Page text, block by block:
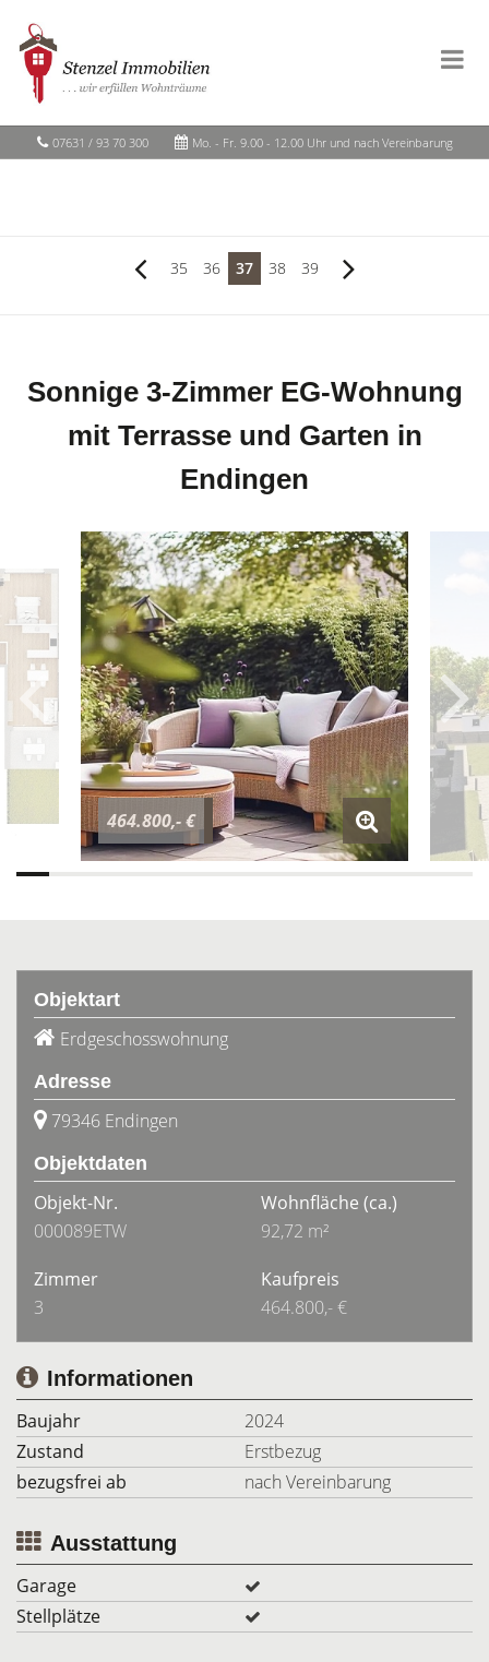
07631 / 93 70 300 Mo. - Fr. 9.00 - 12.00 Uhr und nach Vereinbarung
35 36 37 38 39
Sonnige 3-Zimmer EG-Wohnung
mit Terrasse und Garten in
Endingen
464.800,- €
Objektart
Erdgeschosswohnung
Adresse
79346 Endingen
Objektdaten
Objekt-Nr.
000089ETW
Wohnfläche (ca.)
92,72 m²
Zimmer
3
Kaufpreis
464.800,- €
Informationen
Baujahr
2024
Zustand
Erstbezug
bezugsfrei ab
nach Vereinbarung
Ausstattung
Garage
Stellplätze